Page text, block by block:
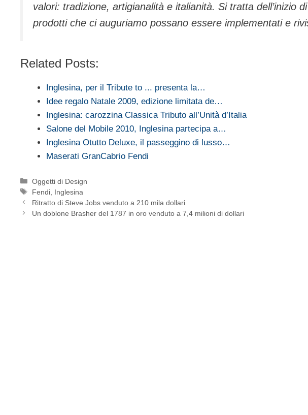
valori: tradizione, artigianalità e italianità. Si tratta dell’inizio
prodotti che ci auguriamo possano essere implementati e
Related Posts:
Inglesina, per il Tribute to ... presenta la…
Idee regalo Natale 2009, edizione limitata de…
Inglesina: carozzina Classica Tributo all’Unità d’Italia
Salone del Mobile 2010, Inglesina partecipa a…
Inglesina Otutto Deluxe, il passeggino di lusso…
Maserati GranCabrio Fendi
Categorie
Oggetti di Design
Tag
Fendi Inglesina
Ritratto di Steve Jobs venduto a 210 mila dollari
Un doblone Brasher del 1787 in oro venduto a 7,4 milioni di dollari